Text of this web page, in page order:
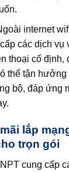
internet
các dịch vụ
thoại cố định,
thể tận hưởng
bộ, đáp ứng
lắp
trọn gói
cung cấp